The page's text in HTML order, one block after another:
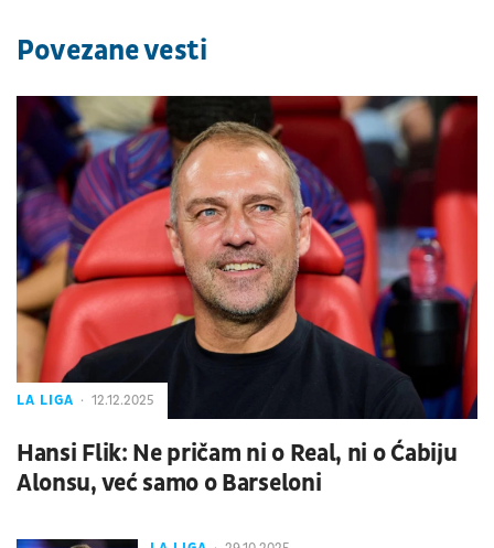
Povezane vesti
LA LIGA 12.12.2025
Hansi Flik: Ne pričam ni o Real, ni o Ćabiju
Alonsu, već samo o Barseloni